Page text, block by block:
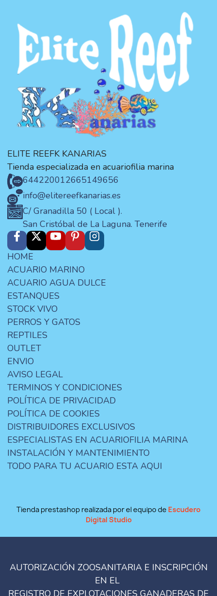
ELITE REEFK KANARIAS
Tienda especializada en acuariofilia marina
644220012665149656
info@elitereefkanarias.es
C/ Granadilla 50 ( Local ).
San Cristóbal de La Laguna. Tenerife
HOME
ACUARIO MARINO
ACUARIO AGUA DULCE
ESTANQUES
STOCK VIVO
PERROS Y GATOS
REPTILES
OUTLET
ENVIO
AVISO LEGAL
TERMINOS Y CONDICIONES
POLÍTICA DE PRIVACIDAD
POLÍTICA DE COOKIES
DISTRIBUIDORES EXCLUSIVOS
ESPECIALISTAS EN ACUARIOFILIA MARINA
INSTALACIÓN Y MANTENIMIENTO
TODO PARA TU ACUARIO ESTA AQUI
Tienda prestashop realizada por el equipo de Escudero
Digital Studio
AUTORIZACIÓN ZOOSANITARIA E INSCRIPCIÓN
EN EL
REGISTRO DE EXPLOTACIONES GANADERAS DE